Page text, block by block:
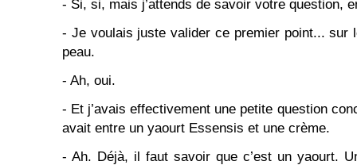
- Si, si, mais j’attends de savoir votre question,
- Je voulais juste valider ce premier point... sur
peau.
- Ah, oui.
- Et j’avais effectivement une petite question
avait entre un yaourt Essensis et une crème.
- Ah. Déjà, il faut savoir que c’est un yaourt.